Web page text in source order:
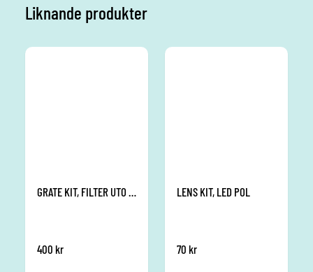
Liknande produkter
GRATE KIT, FILTER UTO HG 16-C
400 kr
LENS KIT, LED POL
70 kr